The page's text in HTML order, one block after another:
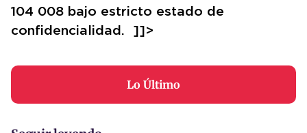
104 008 bajo estricto estado de
confidencialidad. ]]>
Lo Último